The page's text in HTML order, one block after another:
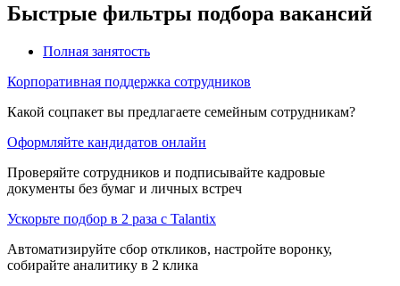
Быстрые фильтры подбора вакансий
Полная занятость
Корпоративная поддержка сотрудников
Какой соцпакет вы предлагаете семейным сотрудникам?
Оформляйте кандидатов онлайн
Проверяйте сотрудников и подписывайте кадровые
документы без бумаг и личных встреч
Ускорьте подбор в 2 раза с Talantix
Автоматизируйте сбор откликов, настройте воронку,
собирайте аналитику в 2 клика